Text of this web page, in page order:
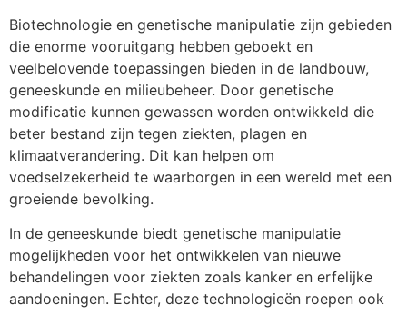
Biotechnologie en genetische manipulatie zijn gebieden
die enorme vooruitgang hebben geboekt en
veelbelovende toepassingen bieden in de landbouw,
geneeskunde en milieubeheer. Door genetische
modificatie kunnen gewassen worden ontwikkeld die
beter bestand zijn tegen ziekten, plagen en
klimaatverandering. Dit kan helpen om
voedselzekerheid te waarborgen in een wereld met een
groeiende bevolking.
In de geneeskunde biedt genetische manipulatie
mogelijkheden voor het ontwikkelen van nieuwe
behandelingen voor ziekten zoals kanker en erfelijke
aandoeningen. Echter, deze technologieën roepen ook